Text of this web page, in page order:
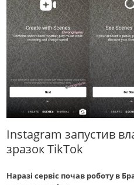
Instagram запустив
зразок TikTok
Наразi cервіс почав роботу в